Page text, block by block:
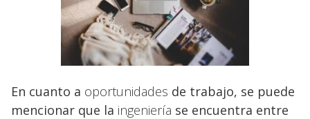
En cuanto a oportunidades de trabajo, se puede
mencionar que la ingeniería se encuentra entre